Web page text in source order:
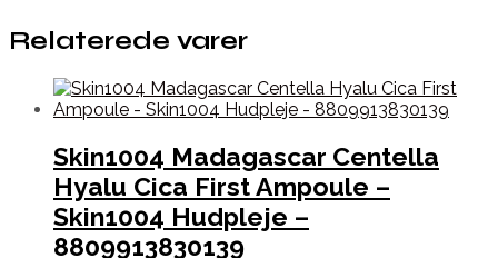
Relaterede varer
Skin1004 Madagascar Centella
Hyalu Cica First Ampoule –
Skin1004 Hudpleje –
8809913830139